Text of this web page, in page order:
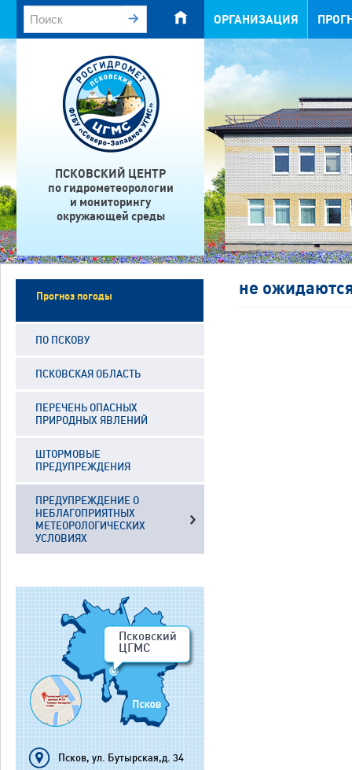
ОРГАНИЗАЦИЯ
ПСКОВСКИЙ ЦЕНТР
по гидрометеорологии
и мониторингу
окружающей среды
Прогноз погоды
ПО ПСКОВУ
ПСКОВСКАЯ ОБЛАСТЬ
ПЕРЕЧЕНЬ ОПАСНЫХ
ПРИРОДНЫХ ЯВЛЕНИЙ
ШТОРМОВЫЕ
ПРЕДУПРЕЖДЕНИЯ
ПРЕДУПРЕЖДЕНИЕ О
НЕБЛАГОПРИЯТНЫХ
МЕТЕОРОЛОГИЧЕСКИХ
УСЛОВИЯХ
Псковский
ЦГМС
Псков, ул. Бутырская,д. 34
не